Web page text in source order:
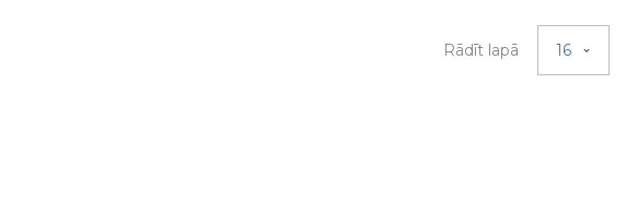
Rādīt lapā 16